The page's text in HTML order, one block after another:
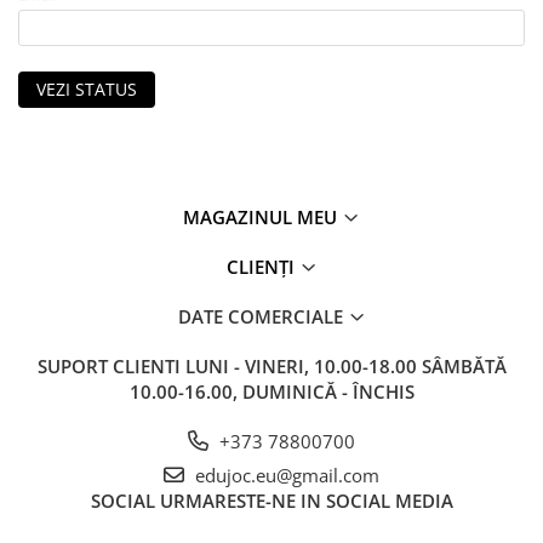
VEZI STATUS
MAGAZINUL MEU
CLIENȚI
DATE COMERCIALE
SUPORT CLIENTI LUNI - VINERI, 10.00-18.00 SÂMBĂTĂ
10.00-16.00, DUMINICĂ - ÎNCHIS
+373 78800700
edujoc.eu@gmail.com
SOCIAL URMARESTE-NE IN SOCIAL MEDIA